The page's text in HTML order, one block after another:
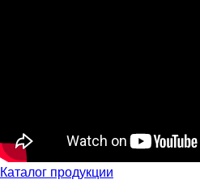
Каталог продукции